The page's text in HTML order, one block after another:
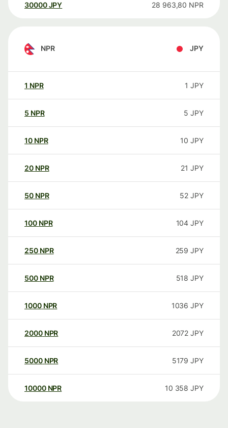
30000 JPY 28 963,80 NPR
NPR JPY
1 NPR 1 JPY
5 NPR 5 JPY
10 NPR 10 JPY
20 NPR 21 JPY
50 NPR 52 JPY
100 NPR 104 JPY
250 NPR 259 JPY
500 NPR 518 JPY
1000 NPR 1036 JPY
2000 NPR 2072 JPY
5000 NPR 5179 JPY
10000 NPR 10 358 JPY